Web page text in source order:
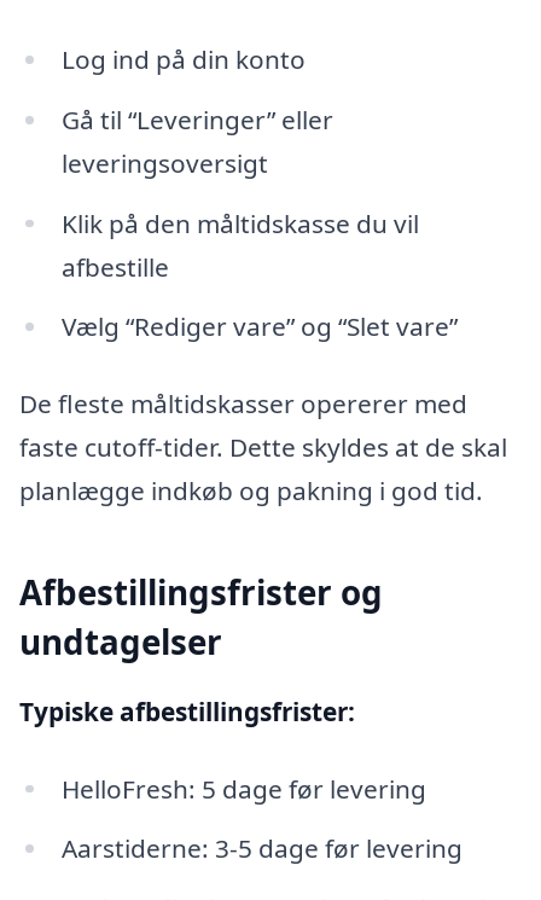
Log ind på din konto
Gå til “Leveringer” eller
leveringsoversigt
Klik på den måltidskasse du vil
afbestille
Vælg “Rediger vare” og “Slet vare”
De fleste måltidskasser opererer med
faste cutoff-tider. Dette skyldes at de skal
planlægge indkøb og pakning i god tid.
Afbestillingsfrister og
undtagelser
Typiske afbestillingsfrister:
HelloFresh: 5 dage før levering
Aarstiderne: 3-5 dage før levering